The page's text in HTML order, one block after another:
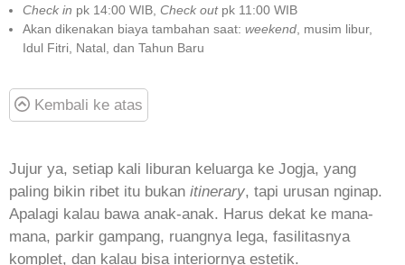
Check in pk 14:00 WIB, Check outpk 11:00 WIB
Akan dikenakan biaya tambahan saat: weekend , musim libur,
Idul Fitri, Natal, dan Tahun Baru
Kembali ke atas
Jujur ya, setiap kali liburan keluarga ke Jogja, yang
paling bikin ribet itu bukan itinerary, tapi urusan nginap.
Apalagi kalau bawa anak-anak. Harus dekat ke mana-
mana, parkir gampang, ruangnya lega, fasilitasnya
komplet, dan kalau bisa interiornya estetik.